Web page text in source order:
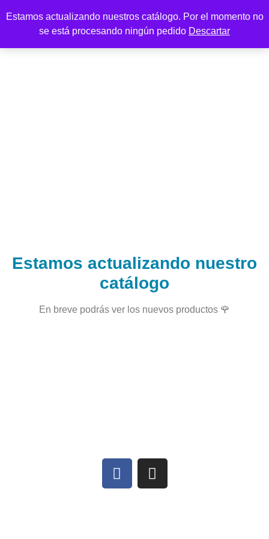
Estamos actualizando nuestros catálogo. Por el momento no
se está procesando ningún pedido Descartar
Estamos actualizando nuestro
catálogo
En breve podrás ver los nuevos productos 🌹